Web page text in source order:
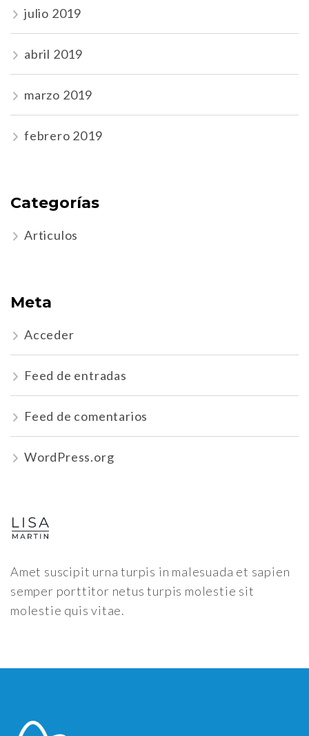
julio 2019
abril 2019
marzo 2019
febrero 2019
Categorías
Articulos
Meta
Acceder
Feed de entradas
Feed de comentarios
WordPress.org
Amet suscipit urna turpis in malesuada et sapien
semper porttitor netus turpis molestie sit
molestie quis vitae.